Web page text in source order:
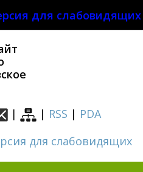
для слабовидящих
|
| RSS | PDA
для слабовидящих